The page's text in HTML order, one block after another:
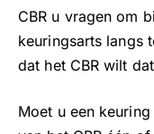
CBR u vragen om
keuringsarts langs
dat het CBR wilt
Moet u een